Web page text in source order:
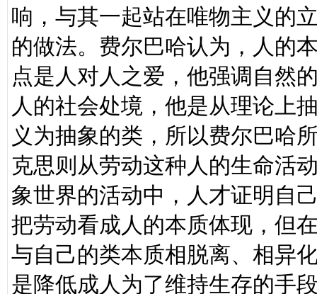
响，与其一起站在唯物主义的
的做法。费尔巴哈认为，人的
点是人对人之爱，他强调自然
人的社会处境，他是从理论上
义为抽象的类，所以费尔巴哈
克思则从劳动这种人的生命活
象世界的活动中，人才证明自
把劳动看成人的本质体现，但
与自己的类本质相脱离、相异
是降低成人为了维持生存的手